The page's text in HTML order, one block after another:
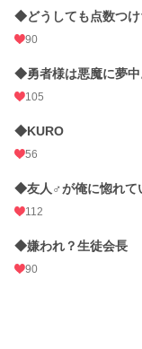
◆どうしても点数つけ
90
◆勇者様は悪魔に夢中
105
◆KURO
56
◆友人♂が俺に惚れて
112
◆嫌われ？生徒会長
90